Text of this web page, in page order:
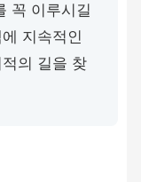
꼭 이루시길
지속적인
의 길을 찾